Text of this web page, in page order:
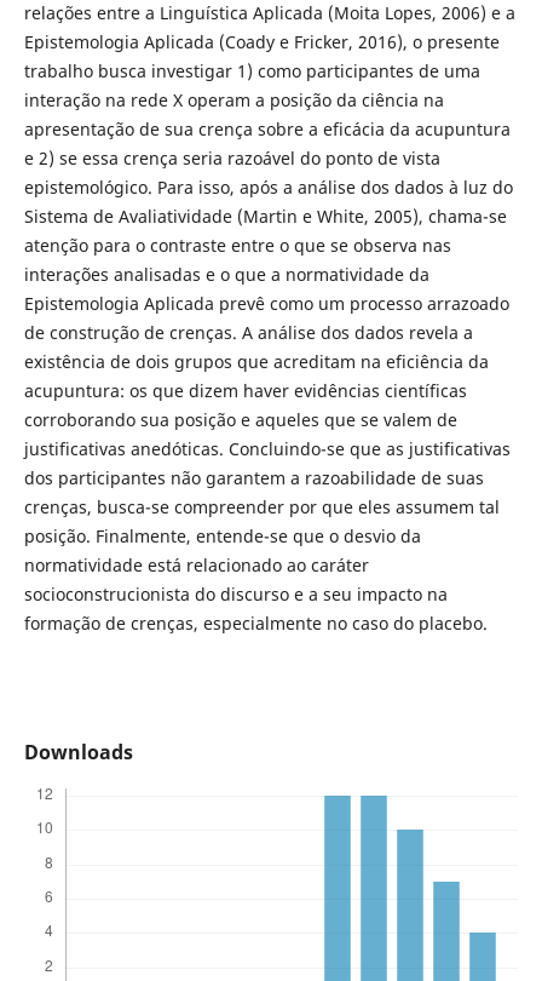
relações entre a Linguística Aplicada (Moita Lopes, 2006) e a
Epistemologia Aplicada (Coady e Fricker, 2016), o presente
trabalho busca investigar 1) como participantes de uma
interação na rede X operam a posição da ciência na
apresentação de sua crença sobre a eficácia da acupuntura
e 2) se essa crença seria razoável do ponto de vista
epistemológico. Para isso, após a análise dos dados à luz do
Sistema de Avaliatividade (Martin e White, 2005), chama-se
atenção para o contraste entre o que se observa nas
interações analisadas e o que a normatividade da
Epistemologia Aplicada prevê como um processo arrazoado
de construção de crenças. A análise dos dados revela a
existência de dois grupos que acreditam na eficiência da
acupuntura: os que dizem haver evidências científicas
corroborando sua posição e aqueles que se valem de
justificativas anedóticas. Concluindo-se que as justificativas
dos participantes não garantem a razoabilidade de suas
crenças, busca-se compreender por que eles assumem tal
posição. Finalmente, entende-se que o desvio da
normatividade está relacionado ao caráter
socioconstrucionista do discurso e a seu impacto na
formação de crenças, especialmente no caso do placebo.
Downloads